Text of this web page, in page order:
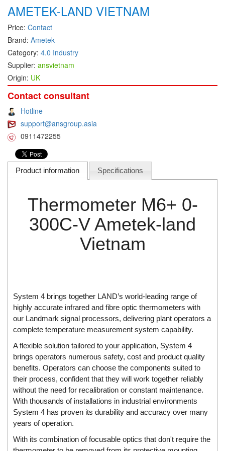
DEIF
Delmhorst VietNam
Delta Ohm
Delta sensor
Delta-mobrey
DEMA Engineering/ Foam- IT
DESAX
DET-TRONICS
Deublin
Diakont
DINA Elektronik
Dinel
Di-Soric
DOLD - Autho ANS
Dold Vietnam
Dongdo Tech
Donghwa Valve
Dongkun
Dosing Pump
DR. NEUMANN Peltier-Technik
Driesen Kern
Dropsa Vietnam
Druck
AMETEK-LAND VIETNAM
Price: Contact
Brand: Ametek
Category: 4.0 Industry
Supplier: ansvietnam
Origin: UK
Contact consultant
Hotline
support@ansgroup.asia
0911472255
Product information Specifications
Thermometer M6+ 0-
300C-V Ametek-land
Vietnam
System 4 brings together LAND’s world-leading range of
highly accurate infrared and fibre optic thermometers with
our Landmark signal processors, delivering plant operators a
complete temperature measurement system capability.
A flexible solution tailored to your application, System 4
brings operators numerous safety, cost and product quality
benefits. Operators can choose the components suited to
their process, confident that they will work together reliably
without the need for recalibration or constant maintenance.
With thousands of installations in industrial environments
System 4 has proven its durability and accuracy over many
years of operation.
With its combination of focusable optics that don't require the